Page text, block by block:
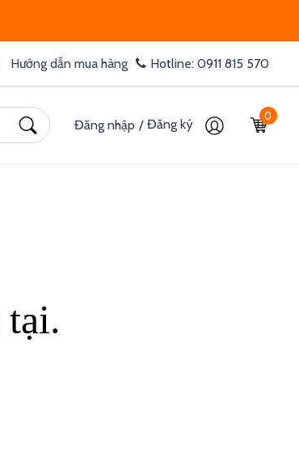
Hướng dẫn mua hàng Hotline: 0911 815 570
Đăng nhập / Đăng ký
0